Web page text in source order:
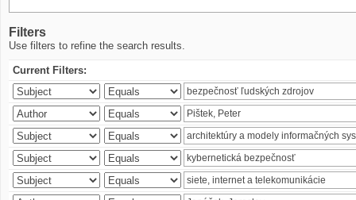
Filters
Use filters to refine the search results.
Current Filters: